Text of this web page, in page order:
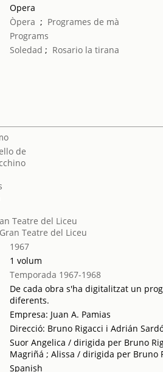
Opera
Òpera ; Programes de mà
Programs
Soledad ; Rosario la tirana
de
Teatre del Liceu
Teatre del Liceu
1967
1 volum
Temporada 1967-1968
De cada obra s'ha digitalitzat un
diferents.
Empresa: Juan A. Pamias
Direcció: Bruno Rigacci i Adrián
Suor Angelica / dirigida per Bruno
Magriñá ; Alissa / dirigida per Bruno
Spanish